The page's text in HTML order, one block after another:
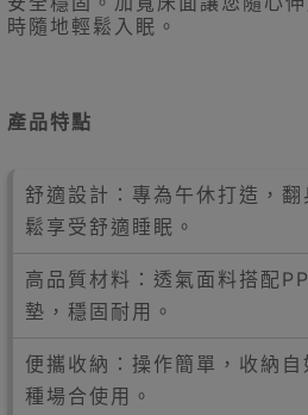
時隨地輕鬆入眠。
產品特點
舒適設計：專為午休打造，
鬆享受舒適睡眠。
高品質材料：透氣面料搭配
墊，穩固耐用。
便攜收納：操作簡單，收納
種場合使用。